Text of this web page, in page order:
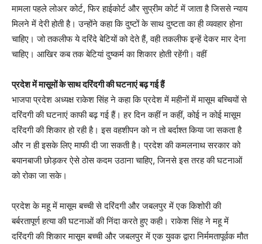
मामला पहले लोअर कोर्ट, फिर हाईकोर्ट और सुप्रीम कोर्ट में जाता है जिससे न्याय
मिलने में देरी होती है। उन्होंने कहा कि दुष्टों के साथ दुष्टता का ही व्यवहार होना
चाहिए। जो तकलीफ ये दरिंदे बेटियों को देते हैं, वही तकलीफ इन्हें देकर मार देना
चाहिए। आखिर कब तक बेटियां दुष्कर्म का शिकार होती रहेंगी। वहीं
प्रदेश में मासूमों के साथ दरिंदगी की घटनाएं बढ़ गई हैं
भाजपा प्रदेश अध्यक्ष राकेश सिंह ने कहा कि प्रदेश में महीनों में मासूम बच्चियों से
दरिंदगी की घटनाएं काफी बढ़ गई हैं। हर दिन कहीं न कहीं, कोई न कोई मासूम
दरिंदगी की शिकार हो रही है। इस वहशीपन को न तो बर्दाश्त किया जा सकता है
और न ही इसके लिए माफी दी जा सकती है। प्रदेश की कमलनाथ सरकार को
बयानबाजी छोड़कर ऐसे ठोस कदम उठाना चाहिए, जिनसे इस तरह की घटनाओं
को रोका जा सके।
प्रदेश के महू में मासूम बच्ची से दरिंदगी और जबलपुर में एक किशोरी की
बर्बरतापूर्ण हत्या की घटनाओं की निंदा करते हुए कही। राकेश सिंह ने महू में
दरिंदगी की शिकार मासूम बच्ची और जबलपुर में एक युवक द्वारा निर्ममतापूर्वक मौत